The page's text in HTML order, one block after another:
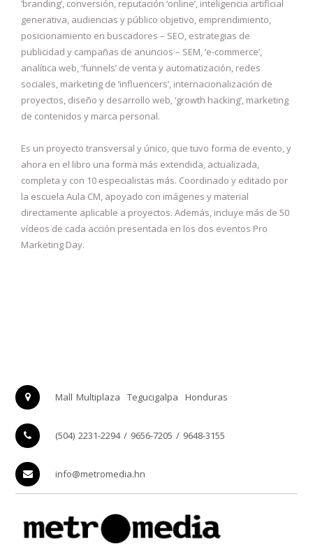
‘branding’, conversión, reputación ‘online’, inteligencia artificial
generativa, audiencias y público objetivo, emprendimiento,
posicionamiento en buscadores – SEO, estrategias de
publicidad y campañas de anuncios – SEM, ‘e-commerce’,
analítica web, ‘funnels’ de venta y automatización, redes
sociales, marketing de ‘influencers’, internacionalización de
proyectos, diseño y desarrollo web, ‘growth hacking’, marketing
de contenidos y marca personal.
Es un proyecto transversal y único, que tuvo forma de evento, y
ahora en el libro una forma más extendida, actualizada,
completa y con 10 especialistas más. Coordinado y editado por
la escuela Aula CM, apoyado con imágenes y material
directamente aplicable a proyectos. Además, incluye más de 50
vídeos de cada acción presentada en los dos eventos Pro
Marketing Day.
Mall Multiplaza Tegucigalpa Honduras
(504) 2231-2294 / 9656-7205 / 9648-3155
info@metromedia.hn